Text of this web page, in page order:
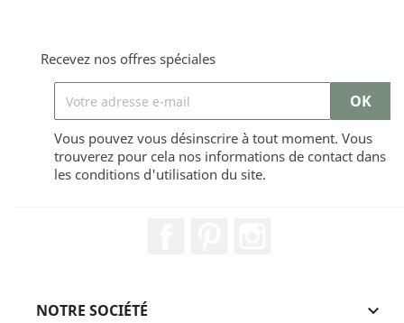
Recevez nos offres spéciales
Vous pouvez vous désinscrire à tout moment. Vous
trouverez pour cela nos informations de contact dans
les conditions d'utilisation du site.
NOTRE SOCIÉTÉ 